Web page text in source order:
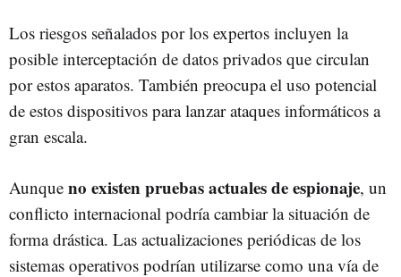
Los riesgos señalados por los expertos incluyen la
posible interceptación de datos privados que circulan
por estos aparatos. También preocupa el uso potencial
de estos dispositivos para lanzar ataques informáticos a
gran escala.
Aunque no existen pruebas actuales de espionaje, un
conflicto internacional podría cambiar la situación de
forma drástica. Las actualizaciones periódicas de los
sistemas operativos podrían utilizarse como una vía de